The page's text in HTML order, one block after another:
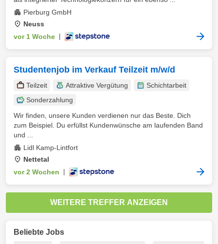
Pierburg GmbH
Neuss
vor 1 Woche
Studentenjob im Verkauf Teilzeit m/w/d
Teilzeit Attraktive Vergütung
Schichtarbeit
Sonderzahlung
Wir finden, unsere Kunden verdienen nur das Beste. Dich
zum Beispiel. Du erfüllst Kundenwünsche am laufenden Band
und ...
Lidl Kamp-Lintfort
Nettetal
vor 2 Wochen
WEITERE TREFFER ANZEIGEN
Beliebte Jobs